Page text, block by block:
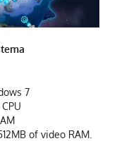
7
of video RAM.